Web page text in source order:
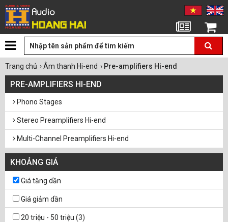
Giỏ hàng
Trang chủ ›Âm thanh Hi-end › Pre-amplifiers Hi-end
PRE-AMPLIFIERS HI-END
Phono Stages
Stereo Preamplifiers Hi-end
Multi-Channel Preamplifiers Hi-end
KHOẢNG GIÁ
Giá tăng dần
Giá giảm dần
20 triệu - 50 triệu (3)